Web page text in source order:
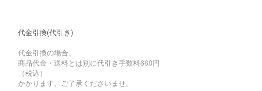
代金引換(代引き)
代金引換の場合、
商品代金・送料とは別に代引き手数料660円
（税込）
かかります。ご了承くださいませ。